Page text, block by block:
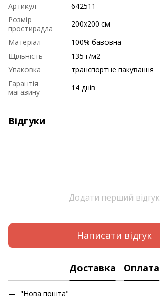
Артикул
642511
Розмір
простирадла
200х200 см
Матеріал
100% бавовна
Щільність
135 г/м2
Упаковка
транспортне пакування
Гарантія
магазину
14 днів
Відгуки
Додати перший відгук
Написати відгук
Доставка Оплата
"Нова пошта"